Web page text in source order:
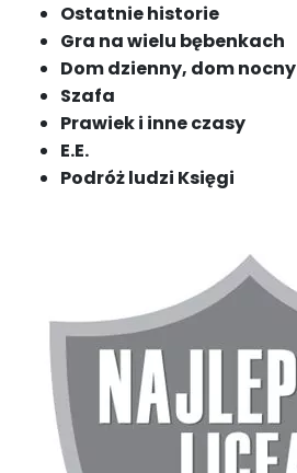
Ostatnie historie
Gra na wielu bębenkach
Dom dzienny, dom nocny
Szafa
Prawiek i inne czasy
E.E.
Podróż ludzi Księgi